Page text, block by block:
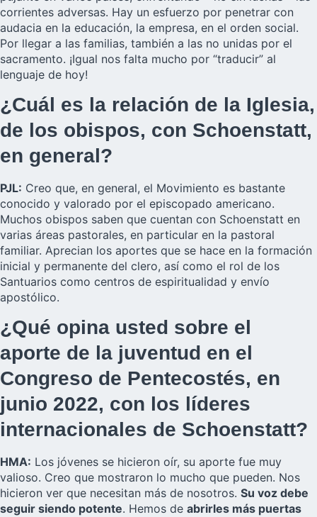
corrientes adversas. Hay un esfuerzo por penetrar con
audacia en la educación, la empresa, en el orden social.
Por llegar a las familias, también a las no unidas por el
sacramento. ¡Igual nos falta mucho por “traducir” al
lenguaje de hoy!
¿Cuál es la relación de la Iglesia,
de los obispos, con Schoenstatt,
en general?
PJL: Creo que, en general, el Movimiento es bastante
conocido y valorado por el episcopado americano.
Muchos obispos saben que cuentan con Schoenstatt en
varias áreas pastorales, en particular en la pastoral
familiar. Aprecian los aportes que se hace en la formación
inicial y permanente del clero, así como el rol de los
Santuarios como centros de espiritualidad y envío
apostólico.
¿Qué opina usted sobre el
aporte de la juventud en el
Congreso de Pentecostés, en
junio 2022, con los líderes
internacionales de Schoenstatt?
HMA: Los jóvenes se hicieron oír, su aporte fue muy
valioso. Creo que mostraron lo mucho que pueden. Nos
hicieron ver que necesitan más de nosotros. Su voz debe
seguir siendo potente. Hemos de abrirles más puertas